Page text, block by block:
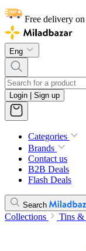
Free delivery
Eng
Login | Sign up
Categories
Brands
Contact us
B2B Deals
Flash Deals
Search
Collections Tins &